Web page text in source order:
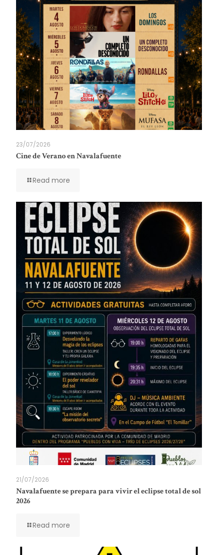
23/07/2026
Cine de Verano en Navalafuente
Read more
21/07/2026
Navalafuente se prepara para vivir el eclipse total de sol
2026
Read more